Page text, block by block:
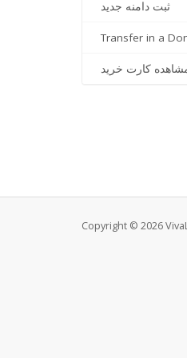
ثبت دامنه جدید
Transfer in a
کارت خرید
Copyright © 2026